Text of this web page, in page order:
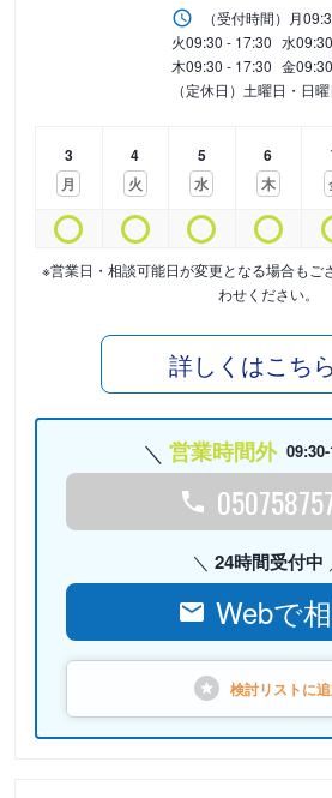
（受付時間） 月
火09:30 - 17:30 水
木09:30 - 17:30 金
（定休日）土曜日・日
3
月
4
火
5
水
6
木
※営業日・相談可能日が変更となる場合もご
わせください。
詳しくはこちら
営業時間外
24時間受付中
Webで
検討リストに